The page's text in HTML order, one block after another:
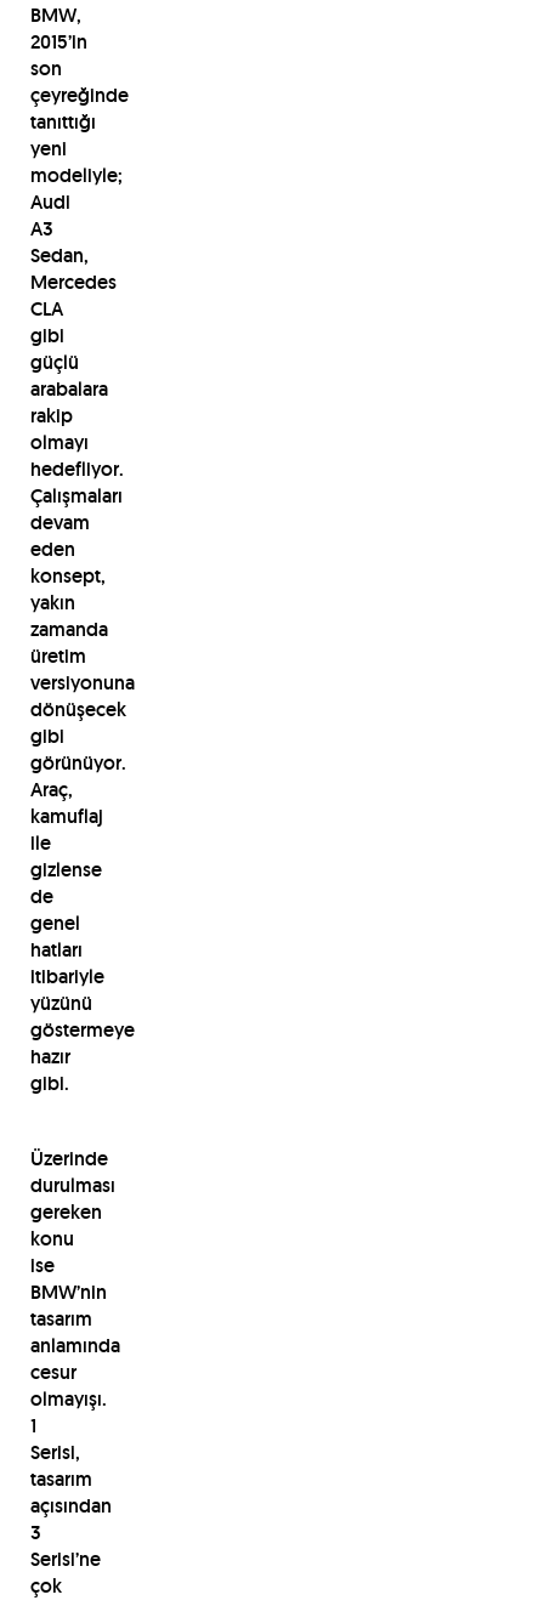
BMW,
2015’in
son
çeyreğinde
tanıttığı
yeni
modeliyle;
Audi
A3
Sedan,
Mercedes
CLA
gibi
güçlü
arabalara
rakip
olmayı
hedefliyor.
Çalışmaları
devam
eden
konsept,
yakın
zamanda
üretim
versiyonuna
dönüşecek
gibi
görünüyor.
Araç,
kamuflaj
ile
gizlense
de
genel
hatları
itibariyle
yüzünü
göstermeye
hazır
gibi.
Üzerinde
durulması
gereken
konu
ise
BMW’nin
tasarım
anlamında
cesur
olmayışı.
1
Serisi,
tasarım
açısından
3
Serisi’ne
çok